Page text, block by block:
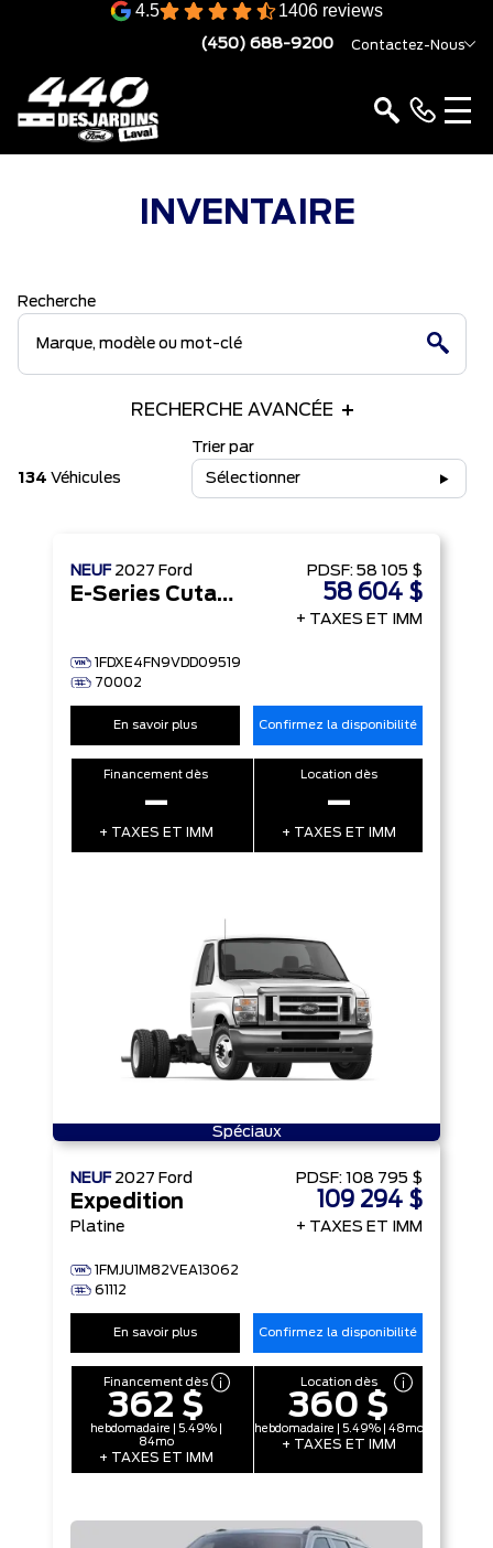
4.5 1406 reviews
(450) 688-9200 Contactez-Nous
INVENTAIRE
Recherche
RECHERCHE AVANCÉE
134 Véhicules
Trier par
Sélectionner
NEUF 2027 Ford
E-Series Cutaway
1FDXE4FN9VDD09519
70002
PDSF: 58 105 $
58 604 $
+ TAXES ET IMM
En savoir plus Confirmez la disponibilité
Financement dès
–
+ TAXES ET IMM
Location dès
–
+ TAXES ET IMM
Spéciaux
NEUF 2027 Ford
Expedition
Platine
1FMJU1M82VEA13062
61112
PDSF: 108 795 $
109 294 $
+ TAXES ET IMM
En savoir plus Confirmez la disponibilité
Financement dès
362 $
hebdomadaire | 5.49% |
84mo
+ TAXES ET IMM
Location dès
360 $
hebdomadaire | 5.49% | 48mo
+ TAXES ET IMM